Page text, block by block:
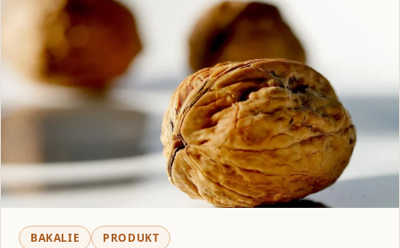
BAKALIE PRODUKT